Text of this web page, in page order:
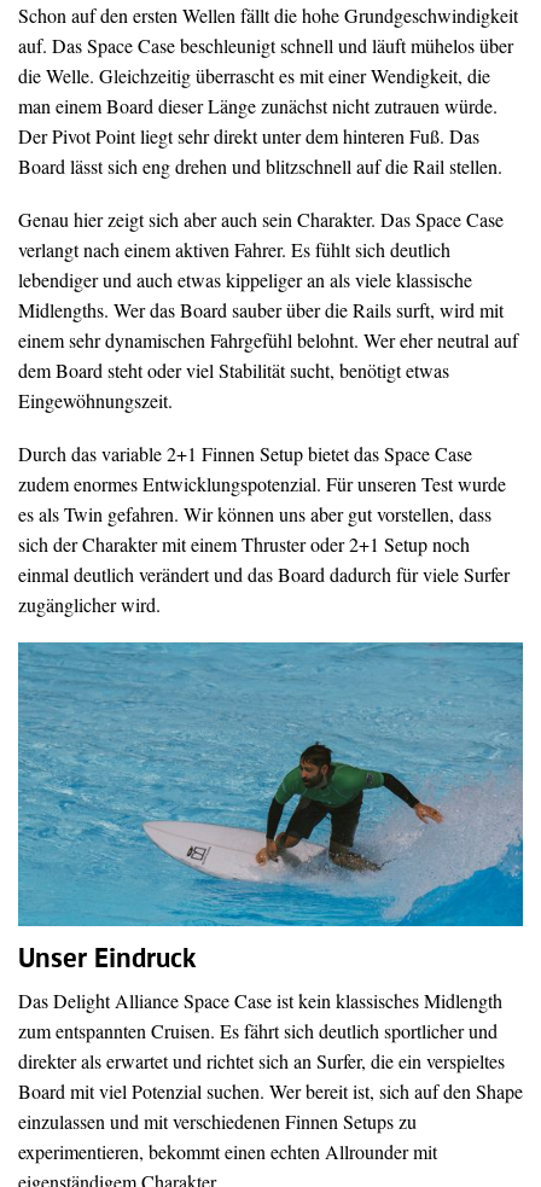
Schon auf den ersten Wellen fällt die hohe Grundgeschwindigkeit
auf. Das Space Case beschleunigt schnell und läuft mühelos über
die Welle. Gleichzeitig überrascht es mit einer Wendigkeit, die
man einem Board dieser Länge zunächst nicht zutrauen würde.
Der Pivot Point liegt sehr direkt unter dem hinteren Fuß. Das
Board lässt sich eng drehen und blitzschnell auf die Rail stellen.
Genau hier zeigt sich aber auch sein Charakter. Das Space Case
verlangt nach einem aktiven Fahrer. Es fühlt sich deutlich
lebendiger und auch etwas kippeliger an als viele klassische
Midlengths. Wer das Board sauber über die Rails surft, wird mit
einem sehr dynamischen Fahrgefühl belohnt. Wer eher neutral auf
dem Board steht oder viel Stabilität sucht, benötigt etwas
Eingewöhnungszeit.
Durch das variable 2+1 Finnen Setup bietet das Space Case
zudem enormes Entwicklungspotenzial. Für unseren Test wurde
es als Twin gefahren. Wir können uns aber gut vorstellen, dass
sich der Charakter mit einem Thruster oder 2+1 Setup noch
einmal deutlich verändert und das Board dadurch für viele Surfer
zugänglicher wird.
Unser Eindruck
Das Delight Alliance Space Case ist kein klassisches Midlength
zum entspannten Cruisen. Es fährt sich deutlich sportlicher und
direkter als erwartet und richtet sich an Surfer, die ein verspieltes
Board mit viel Potenzial suchen. Wer bereit ist, sich auf den Shape
einzulassen und mit verschiedenen Finnen Setups zu
experimentieren, bekommt einen echten Allrounder mit